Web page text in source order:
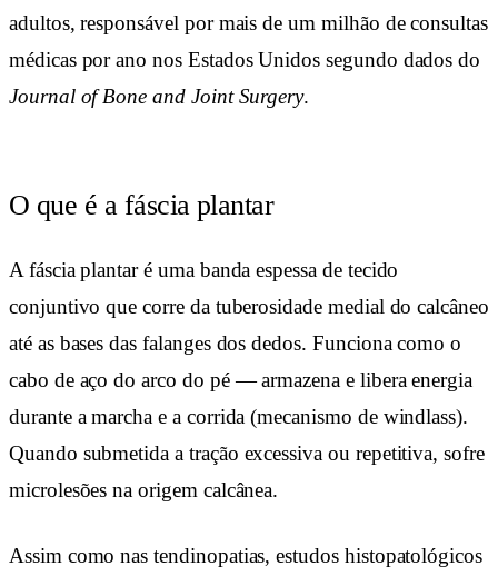
adultos, responsável por mais de um milhão de consultas
médicas por ano nos Estados Unidos segundo dados do
Journal of Bone and Joint Surgery.
O que é a fáscia plantar
A fáscia plantar é uma banda espessa de tecido
conjuntivo que corre da tuberosidade medial do calcâneo
até as bases das falanges dos dedos. Funciona como o
cabo de aço do arco do pé — armazena e libera energia
durante a marcha e a corrida (mecanismo de windlass).
Quando submetida a tração excessiva ou repetitiva, sofre
microlesões na origem calcânea.
Assim como nas tendinopatias, estudos histopatológicos